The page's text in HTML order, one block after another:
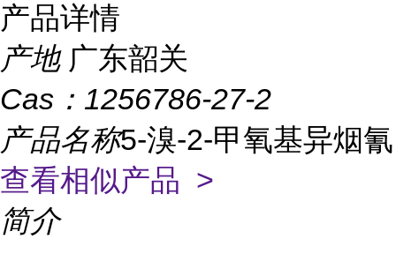
产品详情
产地 广东韶关
Cas： 1256786-27-2
产品名称5-溴-2-甲氧基异烟氰
查看相似产品 >
简介